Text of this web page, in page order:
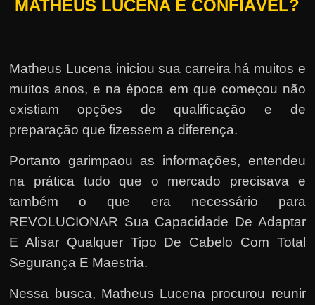
MATHEUS LUCENA É CONFIÁVEL?
Matheus Lucena iniciou sua carreira há muitos e
muitos anos, e na época em que começou não
existiam opções de qualificação e de
preparação que fizessem a diferença.
Portanto garimpaou as informações, entendeu
na prática tudo que o mercado precisava e
também o que era necessário para
REVOLUCIONAR Sua Capacidade De Adaptar
E Alisar Qualquer Tipo De Cabelo Com Total
Segurança E Maestria.
Nessa busca, Matheus Lucena procurou reunir